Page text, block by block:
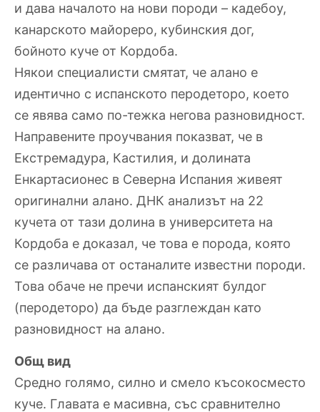
и дава началото на нови породи – кадебоу,
канарското майореро, кубинския дог,
бойното куче от Кордоба.
Някои специалисти смятат, че алано е
идентично с испанското перодеторо, което
се явява само по-тежка негова разновидност.
Направените проучвания показват, че в
Екстремадура, Кастилия, и долината
Енкартасионес в Северна Испания живеят
оригинални алано. ДНК анализът на 22
кучета от тази долина в университета на
Кордоба е доказал, че това е порода, която
се различава от останалите известни породи.
Това обаче не пречи испанският булдог
(перодеторо) да бъде разглеждан като
разновидност на алано.
Общ вид
Средно голямо, силно и смело късокосместо
куче. Главата е масивна, със сравнително